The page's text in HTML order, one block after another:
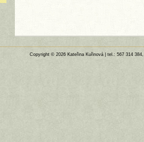
Copyright © 2026 Kateřina Kuřinová | tel.: 567 314